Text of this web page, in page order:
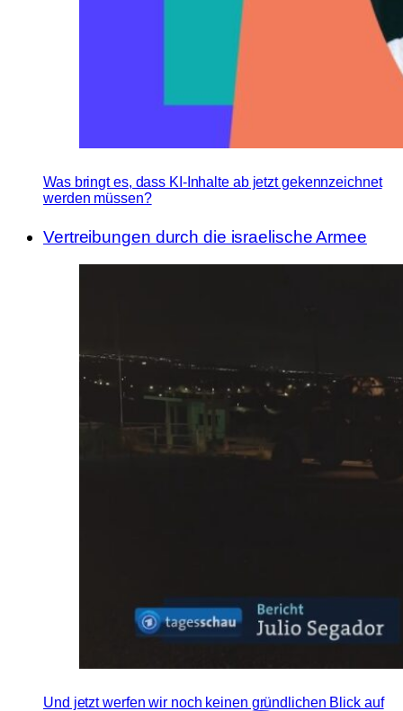
Was bringt es, dass KI-Inhalte ab jetzt gekennzeichnet
werden müssen?
Vertreibungen durch die israelische Armee
Und jetzt werfen wir noch keinen gründlichen Blick auf